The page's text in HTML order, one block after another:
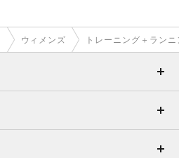
ウィメンズ トレーニング＋ラン